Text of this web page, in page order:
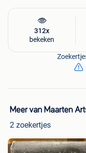
312x
bekeken
Meer van Maarten
2 zoekertjes